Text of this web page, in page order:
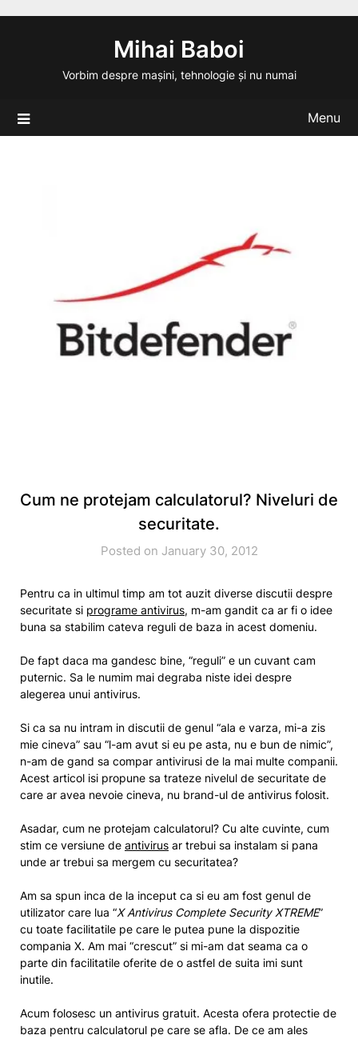
Mihai Baboi
Vorbim despre mașini, tehnologie și nu numai
Menu
Cum ne protejam calculatorul? Niveluri de
securitate.
Posted on January 30, 2012
Pentru ca in ultimul timp am tot auzit diverse discutii despre
securitate si programe antivirus, m-am gandit ca ar fi o idee
buna sa stabilim cateva reguli de baza in acest domeniu.
De fapt daca ma gandesc bine, “reguli” e un cuvant cam
puternic. Sa le numim mai degraba niste idei despre
alegerea unui antivirus.
Si ca sa nu intram in discutii de genul “ala e varza, mi-a zis
mie cineva” sau “l-am avut si eu pe asta, nu e bun de nimic”,
n-am de gand sa compar antivirusi de la mai multe companii.
Acest articol isi propune sa trateze nivelul de securitate de
care ar avea nevoie cineva, nu brand-ul de antivirus folosit.
Asadar, cum ne protejam calculatorul? Cu alte cuvinte, cum
stim ce versiune de antivirus ar trebui sa instalam si pana
unde ar trebui sa mergem cu securitatea?
Am sa spun inca de la inceput ca si eu am fost genul de
utilizator care lua “X Antivirus Complete Security XTREME”
cu toate facilitatile pe care le putea pune la dispozitie
compania X. Am mai “crescut” si mi-am dat seama ca o
parte din facilitatile oferite de o astfel de suita imi sunt
inutile.
Acum folosesc un antivirus gratuit. Acesta ofera protectie de
baza pentru calculatorul pe care se afla. De ce am ales